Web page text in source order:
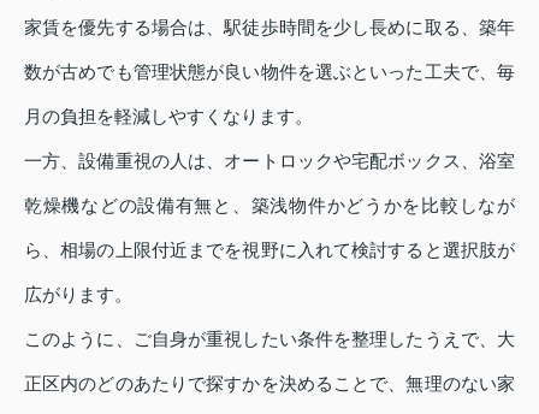
家賃を優先する場合は、駅徒歩時間を少し長めに取る、築年
数が古めでも管理状態が良い物件を選ぶといった工夫で、毎
月の負担を軽減しやすくなります。
一方、設備重視の人は、オートロックや宅配ボックス、浴室
乾燥機などの設備有無と、築浅物件かどうかを比較しなが
ら、相場の上限付近までを視野に入れて検討すると選択肢が
広がります。
このように、ご自身が重視したい条件を整理したうえで、大
正区内のどのあたりで探すかを決めることで、無理のない家